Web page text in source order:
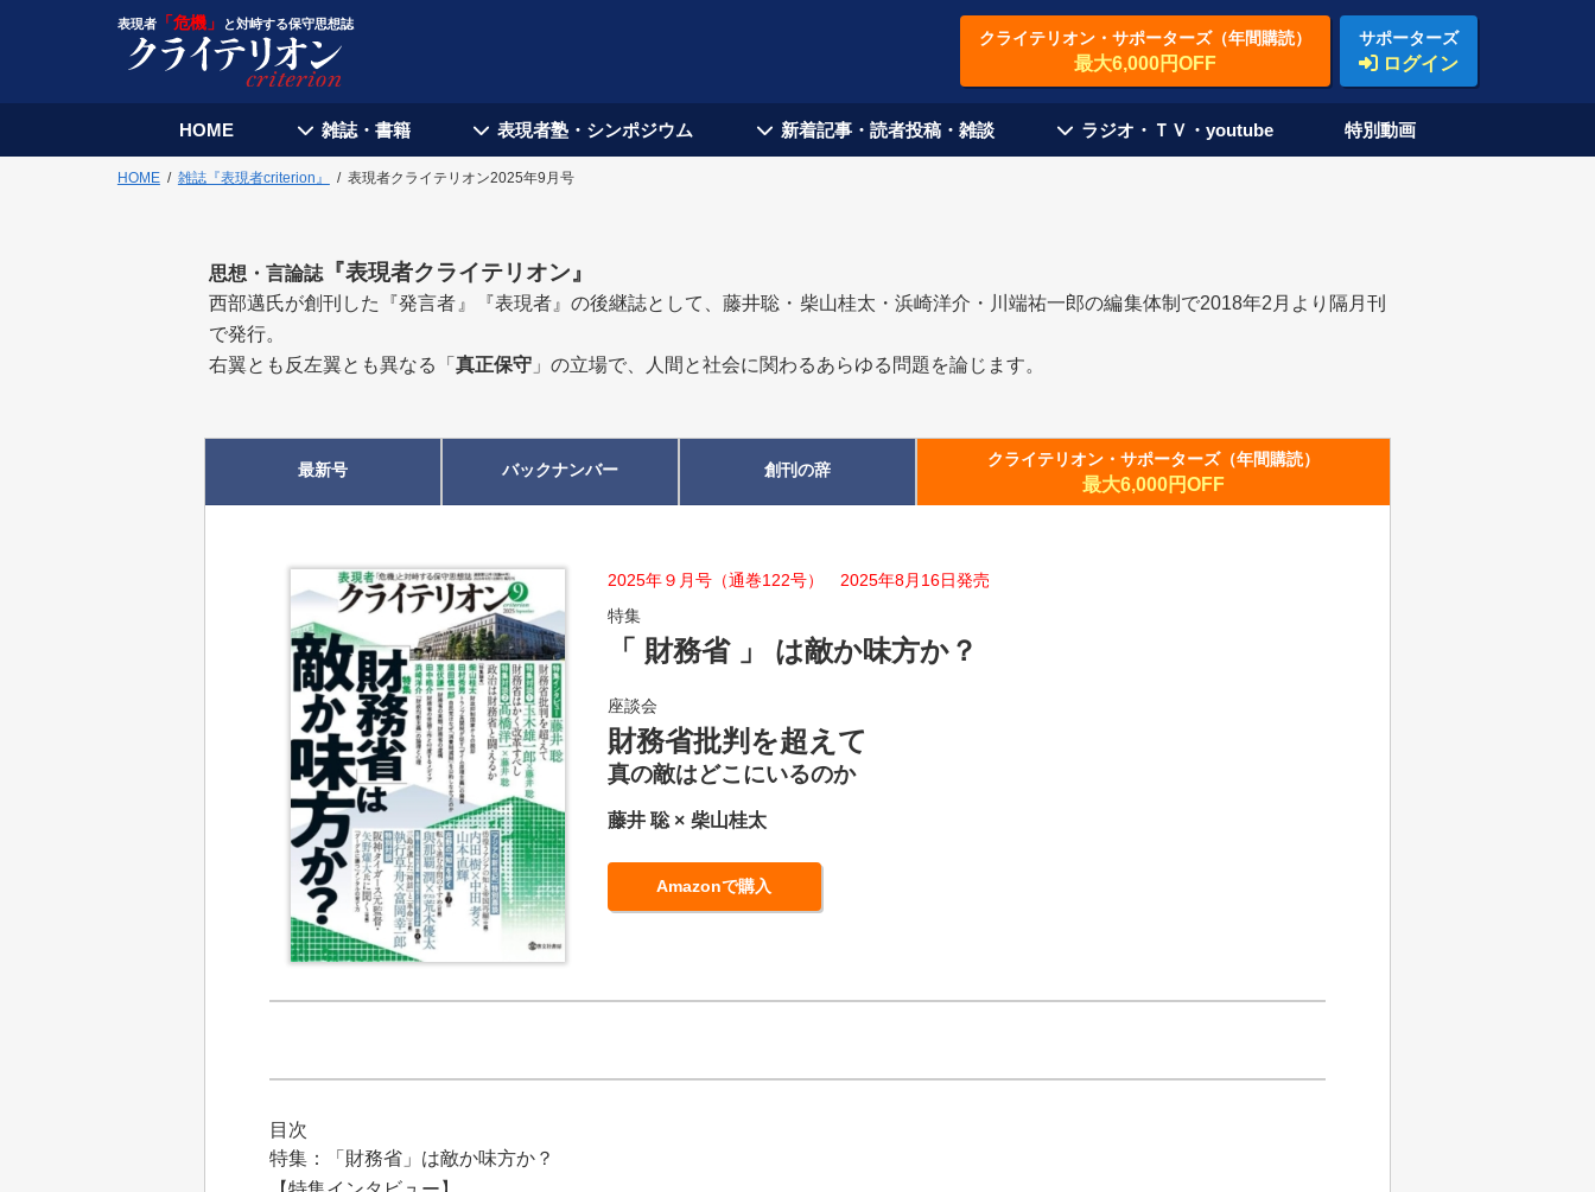
表現者「危機」 と対峙する保守思想誌
クライテリオン・サポーターズ（年間購読）
最大6,000円OFF
サポーターズ
ログイン
HOME 雑誌・書籍 表現者塾・シンポジウム 新着記事・読者投稿・雑談 ラジオ・ＴＶ・youtube 特別動画
HOME 雑誌『表現者criterion』 表現者クライテリオン2025年9月号
思想・言論誌『表現者クライテリオン 』
西部邁氏が創刊した『発言者』『表現者』の後継誌として、藤井聡・柴山桂太・浜崎洋介・川端祐一郎の編集体制で2018年2月より隔月刊
で発行。
右翼とも反左翼とも異なる「 真正保守」の立場で、人間と社会に関わるあらゆる問題を論じます。
最新号 バックナンバー 創刊の辞
クライテリオン・サポーターズ（年間購読）
最大6,000円OFF
2025年９月号（通巻122号） 2025年8月16日発売
特集
「 財務省 」 は敵か味方か？
座談会
財務省批判を超えて
真の敵はどこにいるのか
藤井 聡 柴山桂太
Amazonで購入
目次
特集：「財務省」は敵か味方か？